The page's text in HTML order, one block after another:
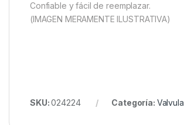
Confiable y fácil de reemplazar.
(IMAGEN MERAMENTE ILUSTRATIVA)
SKU:024224 Categoría: Valvula